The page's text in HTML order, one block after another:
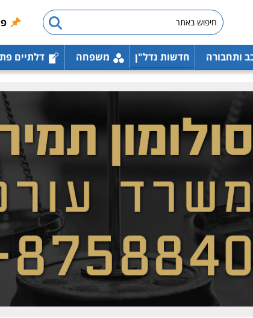
ותחבורה חדשות נדל"ן משפחה דלתיים